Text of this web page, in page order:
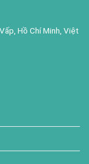
Hồ Chí Minh, Việt